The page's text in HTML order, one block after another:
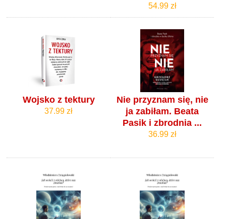
54.99 zł
Wojsko z tektury
37.99 zł
Nie przyznam się, nie
ja zabiłam. Beata
Pasik i zbrodnia ...
36.99 zł